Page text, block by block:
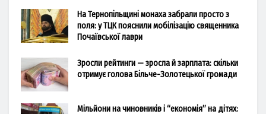
На Тернопільщині монаха забрали просто з
поля: у ТЦК пояснили мобілізацію священника
Почаївської лаври
Зросли рейтинги — зросла й зарплата: скільки
отримує голова Більче-Золотецької громади
Мільйони на чиновників і “економія” на дітях: